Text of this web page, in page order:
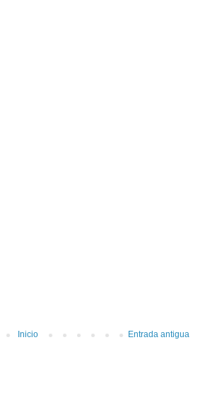
Entrada antigua
Inicio